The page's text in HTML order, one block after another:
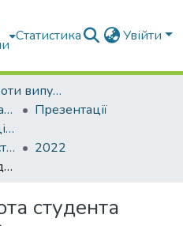
Статистика Увійти
Атестаційні роботи випускників
Атестаційні роботи бакалаврів
Презентації
Факультет геоінформаційних систем та управління територіями
193 Геодезія та землеустрій. Геодезія
2022
Атестаційна робота студента Деніка Романа Олександровича
студента